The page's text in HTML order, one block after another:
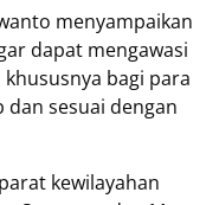
menyampaikan
dapat mengawasi
bagi para
sesuai dengan
kewilayahan